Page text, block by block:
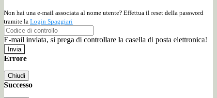
Non hai una e-mail associata al nome utente? Effettua il reset della password
tramite la Login Spaggiari
E-mail inviata, si prega di controllare la casella di posta elettronica!
Errore
Chiudi
Successo